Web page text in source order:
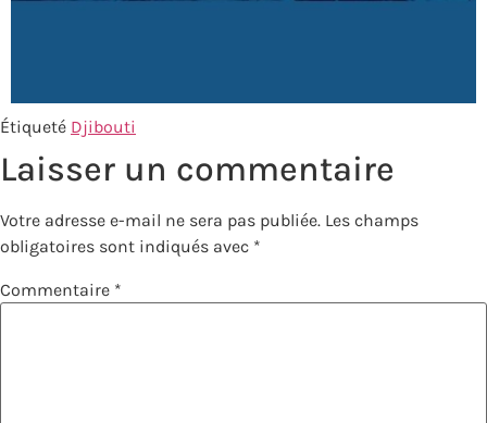
Étiqueté Djibouti
Laisser un commentaire
Votre adresse e-mail ne sera pas publiée. Les champs
obligatoires sont indiqués avec *
Commentaire *